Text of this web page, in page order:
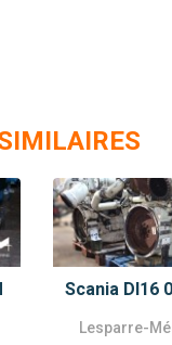
Scania DI16
Lesparre-